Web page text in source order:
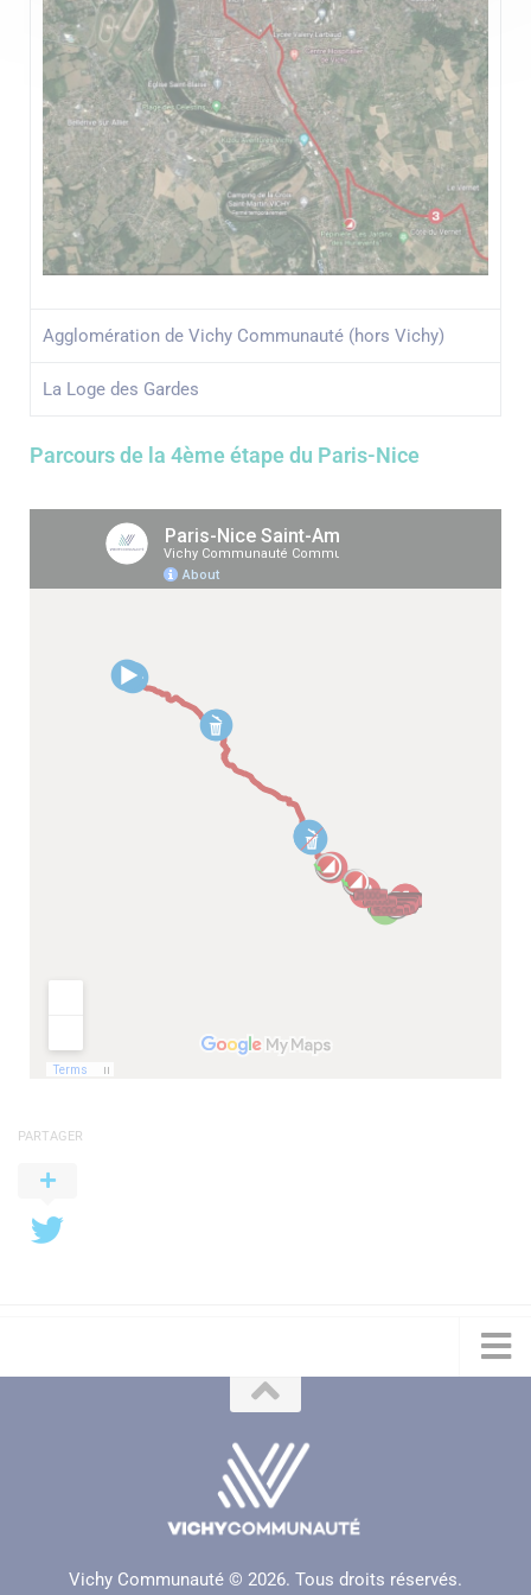
Agglomération de Vichy Communauté (hors Vichy)
La Loge des Gardes
Parcours de la 4ème étape du Paris-Nice
PARTAGER
Vichy Communauté © 2026. Tous droits réservés.